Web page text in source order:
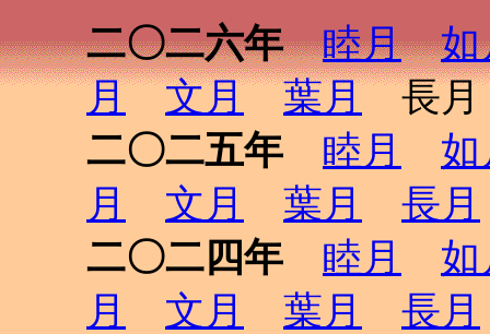
二〇二六年 睦月
如
月
文月 葉月長月
二〇二五年
睦月
如
月
文月 葉月
長月
二〇二四年
睦月
如
月
文月 葉月
長月